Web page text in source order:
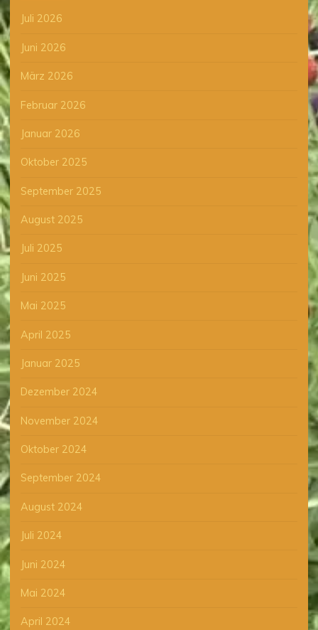
Juli 2026
Juni 2026
März 2026
Februar 2026
Januar 2026
Oktober 2025
September 2025
August 2025
Juli 2025
Juni 2025
Mai 2025
April 2025
Januar 2025
Dezember 2024
November 2024
Oktober 2024
September 2024
August 2024
Juli 2024
Juni 2024
Mai 2024
April 2024